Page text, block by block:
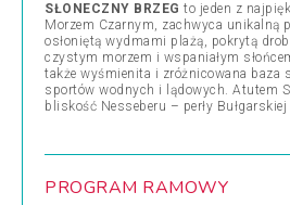
SŁONECZNY BRZEG to jeden z
Morzem Czarnym, zachwyca unikalną
osłoniętą wydmami plażą, pokrytą
czystym morzem i wspaniałym
także wyśmienita i zróżnicowana baza
sportów wodnych i lądowych. Atutem
bliskość Nesseberu – perły Bułgarskiej
PROGRAM RAMOWY